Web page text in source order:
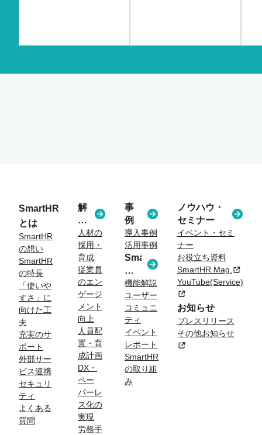
SmartHR
とは
SmartHR
の想い
SmartHR
の特長
「使いや
すさ」に
向けた工
夫
充実のサ
ポート
外部サー
ビス連携
セキュリ
ティ
よくある
質問
解
決
す
る
課
題
人材の
採用・
育成
従業員
のエン
ゲージ
メント
向上
人員配
置・育
成計画
DX・
ペー
パーレ
ス化の
実現
労務手
事
例
導入事例
活用事例
SmartHR
コ
ラ
ム
機能解説
ユーザー
コミュニ
ティ
イベント
レポート
SmartHR
の取り組
み
ノウハウ・
セミナー
イベント・セミ
ナー
お役立ち資料
SmartHR Mag. 新規タ
YouTube(Service)
新規タブまたはウィン
お知らせ
プレスリリース
その他お知らせ
新規タブまたはウィン